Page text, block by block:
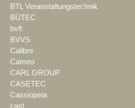
BTL Veranstaltungstechnik
BÜTEC
bvft
BVVS
Calibre
Cameo
CARL GROUP
CASETEC
Cassiopeia
cast